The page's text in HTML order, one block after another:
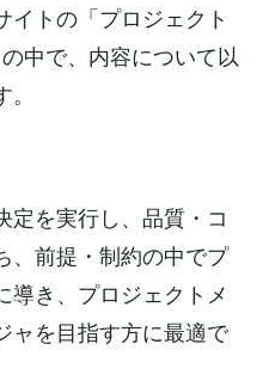
イトの「プロジェクト
中で、内容について以
定を実行し、品質・コ
、前提・制約の中でプ
導き、プロジェクトメ
ャを目指す方に最適で